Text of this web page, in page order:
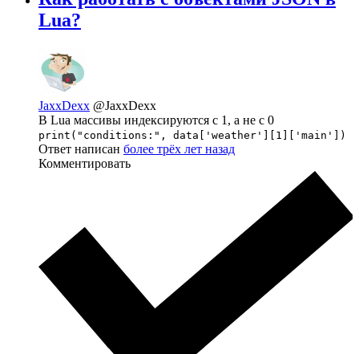
Lua?
JaxxDexx @JaxxDexx
В Lua массивы индексируются с 1, а не с 0
print("conditions:", data['weather'][1]['main'])
Ответ написан более трёх лет назад
Комментировать